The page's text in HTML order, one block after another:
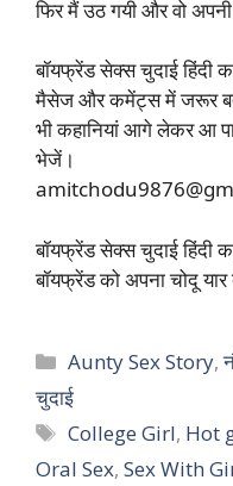
फिर मैं उठ गयी और वो
बॉयफ्रेंड सेक्स चुदाई हिंदी
मैसेज और कमेंट्स में जरूर
भी कहानियां आगे लेकर आ
भेजें।
बॉयफ्रेंड सेक्स चुदाई हिंदी
बॉयफ्रेंड को अपना चोदू यार
Categories
Aunty Sex Story,
चुदाई
Tags
College Girl, Hot
Oral Sex, Sex With